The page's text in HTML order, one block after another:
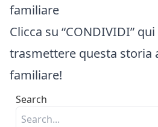
familiare
Clicca su “CONDIVIDI”
trasmettere questa storia
familiare!
Search